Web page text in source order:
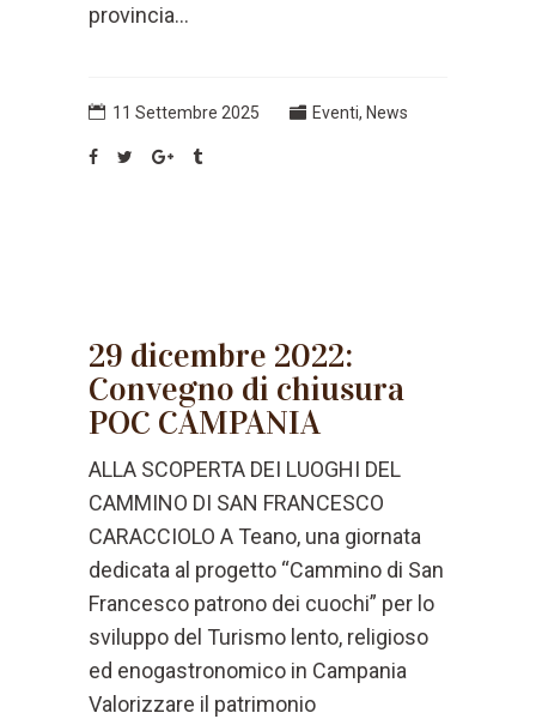
provincia...
11 Settembre 2025 Eventi, News
29 dicembre 2022:
Convegno di chiusura
POC CAMPANIA
ALLA SCOPERTA DEI LUOGHI DEL
CAMMINO DI SAN FRANCESCO
CARACCIOLO A Teano, una giornata
dedicata al progetto “Cammino di San
Francesco patrono dei cuochi” per lo
sviluppo del Turismo lento, religioso
ed enogastronomico in Campania
Valorizzare il patrimonio